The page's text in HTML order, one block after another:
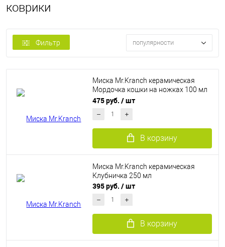
коврики
Фильтр популярности
Миска Mr.Kranch керамическая
Мордочка кошки на ножках 100 мл
розовая
475 руб. / шт
В корзину
Миска Mr.Kranch керамическая
Клубничка 250 мл
395 руб. / шт
В корзину